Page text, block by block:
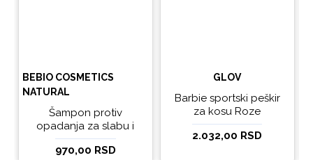
BEBIO COSMETICS
NATURAL
Šampon protiv
opadanja za slabu i
tanku kosu beBio
natural 300ml
970,00 RSD
GLOV
Barbie sportski peškir
za kosu Roze
2.032,00 RSD